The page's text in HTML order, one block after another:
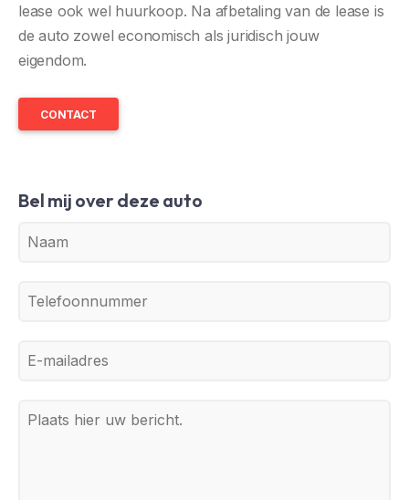
lease ook wel huurkoop. Na afbetaling van de lease is
de auto zowel economisch als juridisch jouw
eigendom.
CONTACT
Bel mij over deze auto